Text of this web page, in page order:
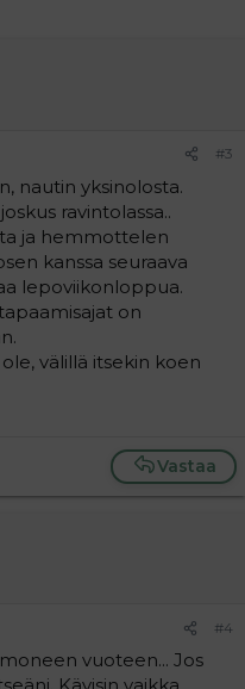
#3
nautin yksinolosta.
ravintolassa..
ja hemmottelen
kanssa seuraava
lepoviikonloppua.
on
välillä itsekin koen
Vastaa
#4
vuoteen... Jos